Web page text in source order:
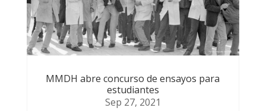
MMDH abre concurso de ensayos para
estudiantes
Sep 27, 2021